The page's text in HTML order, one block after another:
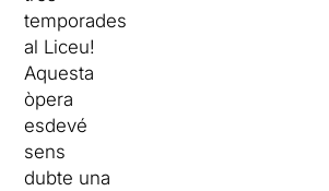
temporades
al Liceu!
Aquesta
òpera
esdevé
sens
dubte una